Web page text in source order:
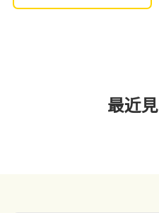
最近